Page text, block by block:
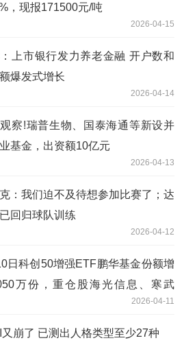
，现报171500元/吨
2026-04-15
上市银行发力养老金融 开户数和
爆发式增长
2026-04-14
察!瑞普生物、国泰海通等新设并
基金，出资额10亿元
2026-04-13
：我们迫不及待想参加比赛了；达
回归球队训练
2026-04-12
日科创50增强ETF鹏华基金份额增
万份，重仓股海光信息、寒武
2026-04-11
又崩了 已测出人格类型至少27种